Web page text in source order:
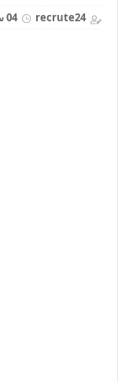
recrute24 04 سبتمبر 2024